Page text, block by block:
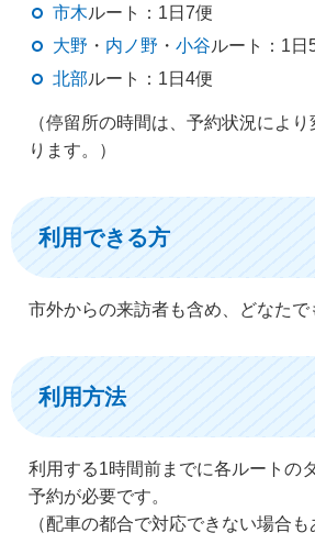
市木ルート：1日7便
大野 ・ 内ノ野 ・ 小谷ルート：1日
北部ルート：1日4便
（停留所の時間は、予約状況によ
ります。）
利用できる方
市外からの来訪者も含め、どなたで
利用方法
利用する1時間前までに各ルートの
予約が必要です。
（配車の都合で対応できない場合も